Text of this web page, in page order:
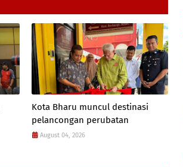
Kota Bharu muncul destinasi
pelancongan perubatan
August 04, 2026